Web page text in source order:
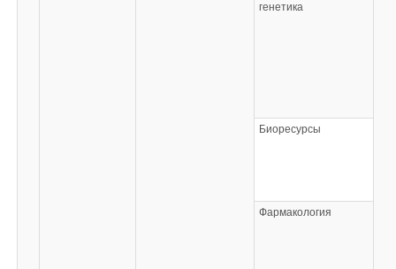
генетика
Биоресурсы
Фармакология